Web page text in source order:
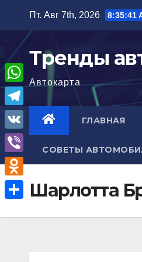
содержимому
Пт. Авг 7th, 2026 8:35:42
Тренды
Автокарта
ГЛАВНАЯ
СОВЕТЫ
Шарлотта
W
h
a
A
T
e
l
e
g
V
K
V
i
b
e
O